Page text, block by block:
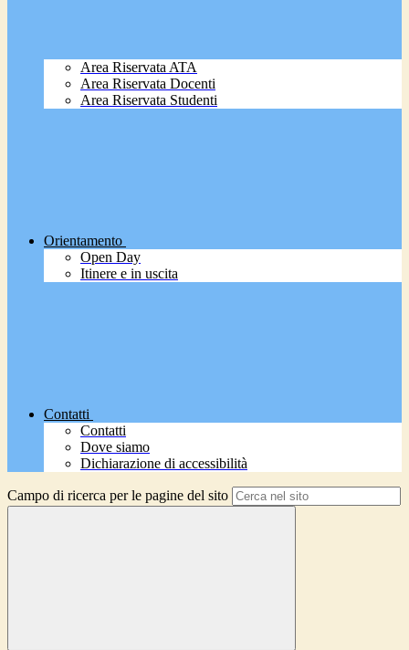
Area Riservata ATA
Area Riservata Docenti
Area Riservata Studenti
Orientamento
Open Day
Itinere e in uscita
Contatti
Contatti
Dove siamo
Dichiarazione di accessibilità
Campo di ricerca per le pagine del sito